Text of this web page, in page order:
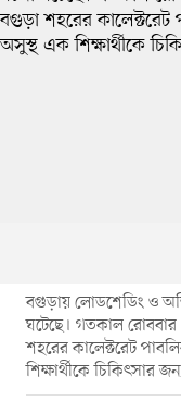
বগুড়ায় লোডশেডিং ও
ঘটেছে। গতকাল রোববার
শহরের কালেক্টরেট
শিক্ষার্থীকে চিকিৎসার